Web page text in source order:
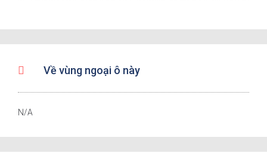
Về vùng ngoại ô này
N/A